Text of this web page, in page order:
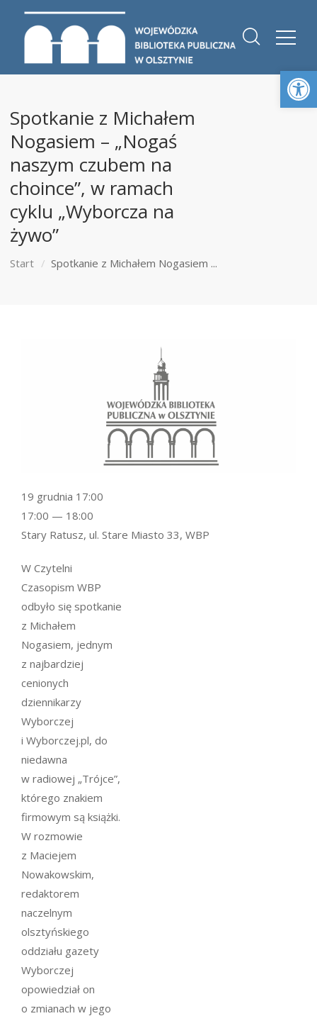
Spotkanie z Michałem
Nogasiem – „Nogaś
naszym czubem na
choince”, w ramach
cyklu „Wyborcza na
żywo”
Start Spotkanie z Michałem Nogasiem ...
W Czytelni
Czasopism WBP
odbyło się spotkanie
z Michałem
Nogasiem, jednym
z najbardziej
cenionych
dziennikarzy
Wyborczej
i Wyborczej.pl, do
niedawna
w radiowej „Trójce”,
którego znakiem
firmowym są książki.
W rozmowie
z Maciejem
Nowakowskim,
redaktorem
naczelnym
olsztyńskiego
oddziału gazety
Wyborczej
opowiedział on
o zmianach w jego
19 grudnia 17:00
17:00 — 18:00
Stary Ratusz, ul. Stare Miasto 33, WBP